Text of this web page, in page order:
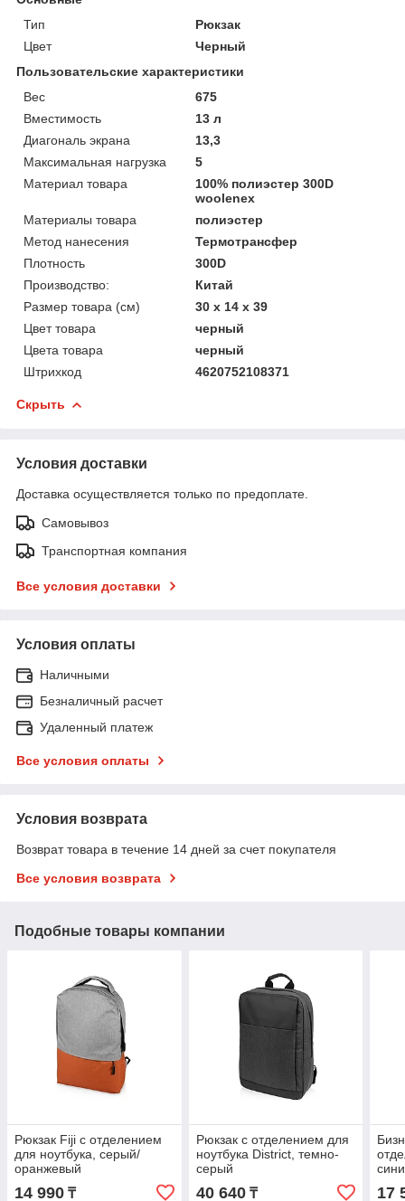
Тип
Рюкзак
Цвет
Черный
Пользовательские характеристики
Вес
675
Вместимость
13 л
Диагональ экрана
13,3
Максимальная нагрузка
5
Материал товара
100% полиэстер 300D
woolenex
Материалы товара
полиэстер
Метод нанесения
Термотрансфер
Плотность
300D
Производство:
Китай
Размер товара (см)
30 х 14 х 39
Цвет товара
черный
Цвета товара
черный
Штрихкод
4620752108371
Скрыть
Условия доставки
Доставка осуществляется только по предоплате.
Самовывоз
Транспортная компания
Все условия доставки
Условия оплаты
Наличными
Безналичный расчет
Удаленный платеж
Все условия оплаты
Условия возврата
Возврат товара в течение 14 дней за счет покупателя
Все условия возврата
Подобные товары компании
Рюкзак Fiji с отделением
для ноутбука, серый/
оранжевый
14 990 ₸
Рюкзак с отделением для
ноутбука District, темно-
серый
40 640₸ 17